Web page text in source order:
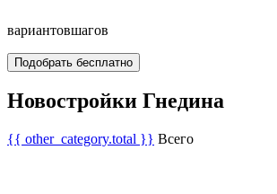
вариантовшагов
Подобрать бесплатно
Новостройки Гнедина
{{ other_category.total }} Всего